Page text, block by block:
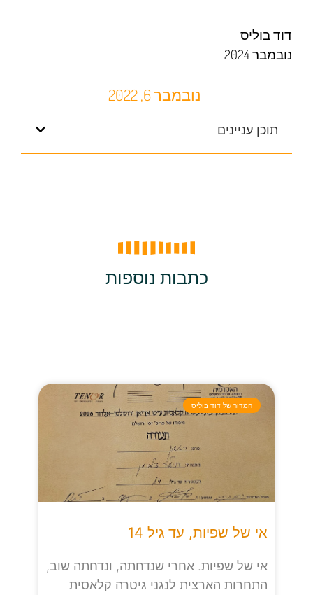
נובמבר 6, 2022
תוכן עניינים
דוד בוליס
נובמבר 2024
כתבות נוספות
המדור של דוד בוליס
אי של שפיות, עד גיל 14
אי של שפיות. אחרי שנדחתה, ונדחתה שוב,
התחרות הארצית לנגני גיטרה קלאסית